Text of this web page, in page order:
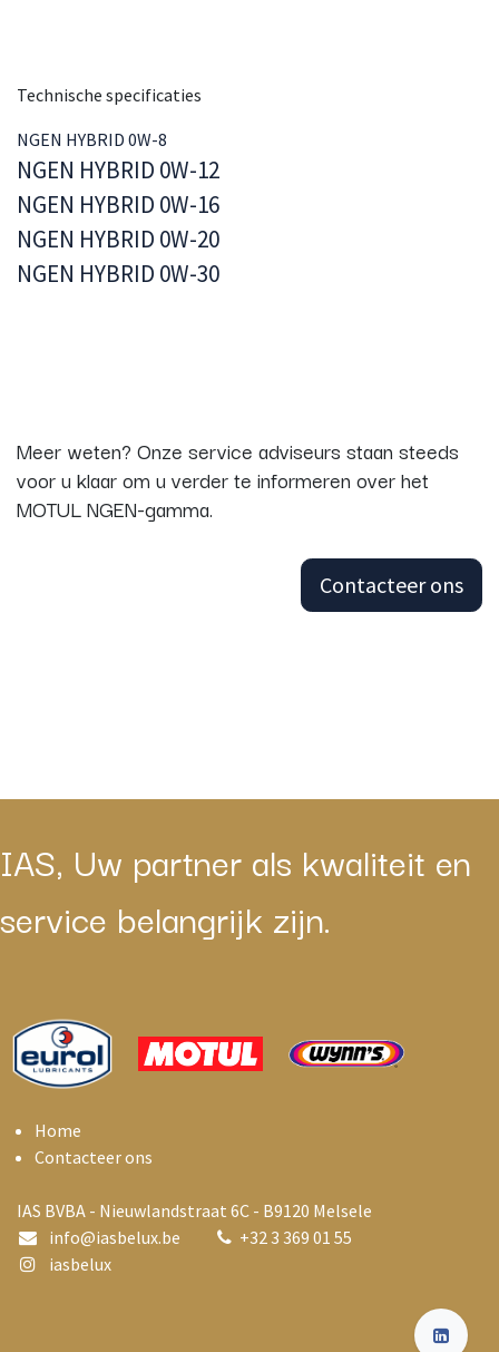
Technische specificaties
NGEN HYBRID 0W-8
NGEN HYBRID 0W-12
NGEN HYBRID 0W-16
NGEN HYBRID 0W-20
NGEN HYBRID 0W-30
Meer weten? Onze service adviseurs staan steeds
voor u klaar om u verder te informeren over het
MOTUL NGEN-gamma.
Contacteer ons
IAS, Uw partner als kwaliteit en
service belangrijk zijn.
Home
Contacteer ons
IAS BVBA - Nieuwlandstraat 6C - B9120 Melsele
info@iasbelux.be +32 3 369 01 55
iasbelux